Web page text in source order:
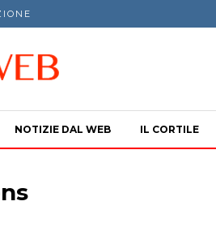
NOTIZIE DAL WEB IL CORTILE